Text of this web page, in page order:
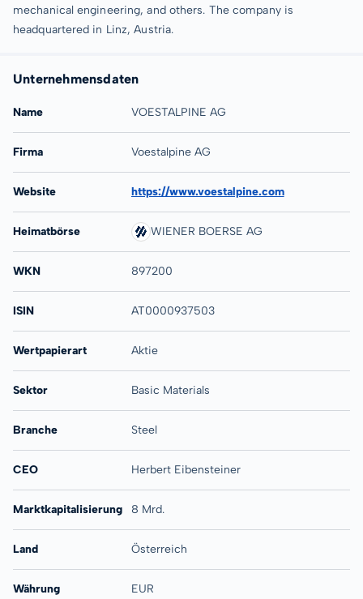
mechanical engineering, and others. The company is
headquartered in Linz, Austria.
Unternehmensdaten
Name VOESTALPINE AG
Firma Voestalpine AG
Website https://www.voestalpine.com
Heimatbörse WIENER BOERSE AG
WKN 897200
ISIN AT0000937503
Wertpapierart Aktie
Sektor Basic Materials
Branche Steel
CEO Herbert Eibensteiner
Marktkapitalisierung 8 Mrd.
Land Österreich
Währung EUR